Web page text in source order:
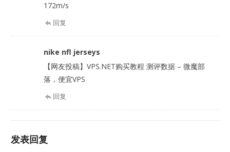
172m/s
回复
nike nfl jerseys
【网友投稿】VPS.NET购买教程 测评数据 – 微魔部
落，便宜VPS
回复
发表回复